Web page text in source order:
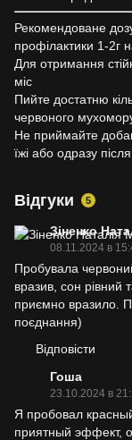
Рекомендоване
профілактики 1-2г
Для отримання
міс
Пийте достатню
червоного
Не приймайте
їжі або одразу після.
Відгуки 5
Зіненко
08.11.2024 в
Пробувала
вразив, сон
приємно вразило.
поєднання)
Відповісти
Гоша
23.10.2024 в
Я пробовал
приятный эффект,